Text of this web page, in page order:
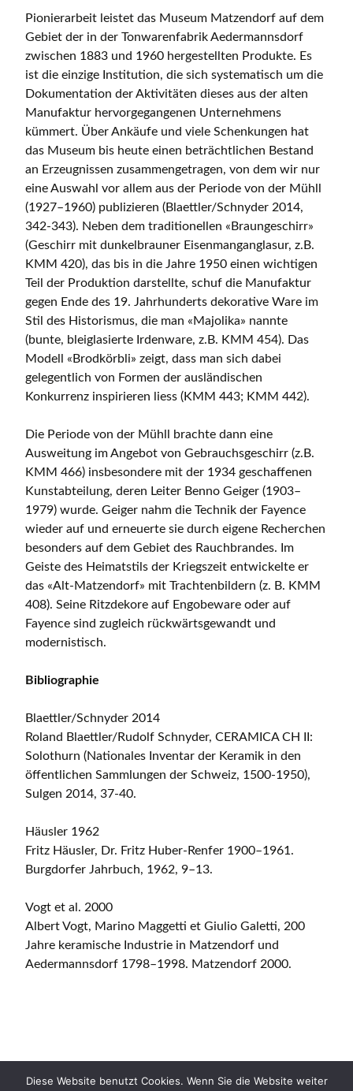
Pionierarbeit leistet das Museum Matzendorf auf dem
Gebiet der in der Tonwarenfabrik Aedermannsdorf
zwischen 1883 und 1960 hergestellten Produkte. Es
ist die einzige Institution, die sich systematisch um die
Dokumentation der Aktivitäten dieses aus der alten
Manufaktur hervorgegangenen Unternehmens
kümmert. Über Ankäufe und viele Schenkungen hat
das Museum bis heute einen beträchtlichen Bestand
an Erzeugnissen zusammengetragen, von dem wir nur
eine Auswahl vor allem aus der Periode von der Mühll
(1927–1960) publizieren (Blaettler/Schnyder 2014,
342-343). Neben dem traditionellen «Braungeschirr»
(Geschirr mit dunkelbrauner Eisenmanganglasur, z.B.
KMM 420), das bis in die Jahre 1950 einen wichtigen
Teil der Produktion darstellte, schuf die Manufaktur
gegen Ende des 19. Jahrhunderts dekorative Ware im
Stil des Historismus, die man «Majolika» nannte
(bunte, bleiglasierte Irdenware, z.B. KMM 454). Das
Modell «Brodkörbli» zeigt, dass man sich dabei
gelegentlich von Formen der ausländischen
Konkurrenz inspirieren liess (KMM 443; KMM 442).
Die Periode von der Mühll brachte dann eine
Ausweitung im Angebot von Gebrauchsgeschirr (z.B.
KMM 466) insbesondere mit der 1934 geschaffenen
Kunstabteilung, deren Leiter Benno Geiger (1903–
1979) wurde. Geiger nahm die Technik der Fayence
wieder auf und erneuerte sie durch eigene Recherchen
besonders auf dem Gebiet des Rauchbrandes. Im
Geiste des Heimatstils der Kriegszeit entwickelte er
das «Alt-Matzendorf» mit Trachtenbildern (z. B. KMM
408). Seine Ritzdekore auf Engobeware oder auf
Fayence sind zugleich rückwärtsgewandt und
modernistisch.
Bibliographie
Blaettler/Schnyder 2014
Roland Blaettler/Rudolf Schnyder, CERAMICA CH II:
Solothurn (Nationales Inventar der Keramik in den
öffentlichen Sammlungen der Schweiz, 1500-1950),
Sulgen 2014, 37-40.
Häusler 1962
Fritz Häusler, Dr. Fritz Huber-Renfer 1900–1961.
Burgdorfer Jahrbuch, 1962, 9–13.
Vogt et al. 2000
Albert Vogt, Marino Maggetti et Giulio Galetti, 200
Jahre keramische Industrie in Matzendorf und
Aedermannsdorf 1798–1998. Matzendorf 2000.
Diese Website benutzt Cookies. Wenn Sie die Website weiter